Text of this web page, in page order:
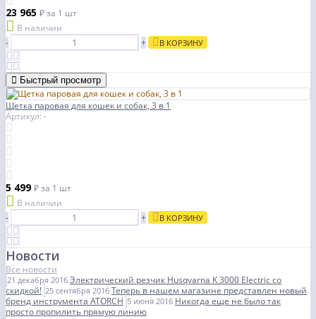
23 965 ₽за 1 шт
В наличии
-
+ В КОРЗИНУ
Быстрый просмотр
Щетка паровая для кошек и собак, 3 в 1
Артикул: -
5 499₽за 1 шт
В наличии
-
+ В КОРЗИНУ
Новости
Все новости
21 декабря 2016 Электрический резчик Husqvarna K 3000 Electric со
скидкой! 25 сентября 2016 Теперь в нашем магазине представлен новый
бренд инструмента ATORCH 5 июня 2016 Никогда еще не было так
просто пропилить прямую линию